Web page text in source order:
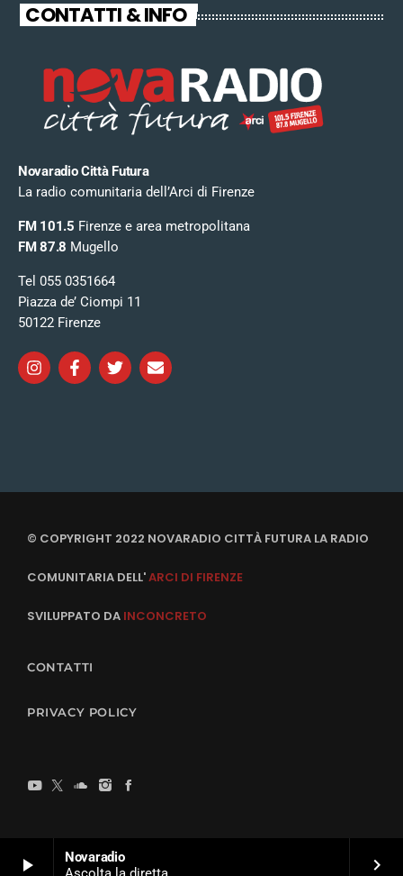
play_arrow
Novaradio
keyboard_arrow_right
CONTATTI & INFO
Novaradio Città Futura
La radio comunitaria dell’Arci di Firenze
FM 101.5 Firenze e area metropolitana
FM 87.8 Mugello
Tel 055 0351664
Piazza de’ Ciompi 11
50122 Firenze
© COPYRIGHT 2022 NOVARADIO CITTÀ FUTURA LA RADIO
COMUNITARIA DELL'ARCI DI FIRENZE
SVILUPPATO DA INCONCRETO
CONTATTI
PRIVACY POLICY